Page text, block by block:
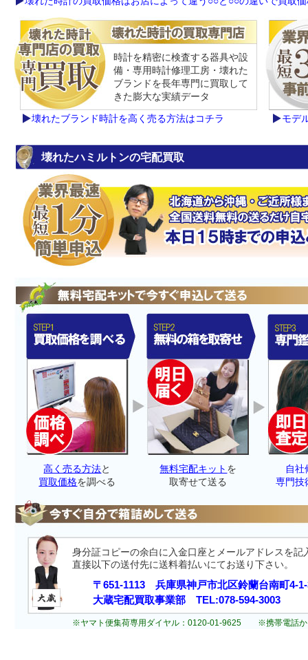
時計を精密に検査する器具や設
備・専用時計修理工房・壊れた
ブランドを長年専門に買取して
きた膨大な実績データ
壊れたブランド時計を高く売る方法はコチラ
モデ
壊れたハミルトンの宅配買取
高く売る方法と
買取価格を調べる
無料宅配キット を
取寄せて送る
自社
専門技
身分証コピーの余白に入金口座とメールアドレスを
直接以下の送付先に送料着払いにてお送り下さい。
〒651-1113 兵庫県神戸市北区鈴蘭台南町4-
大蔵宅配買取事業部 TEL:078-594-3003
※ヤマト便集荷専用ダイヤル：0120-01-9625 ※携帯電話か